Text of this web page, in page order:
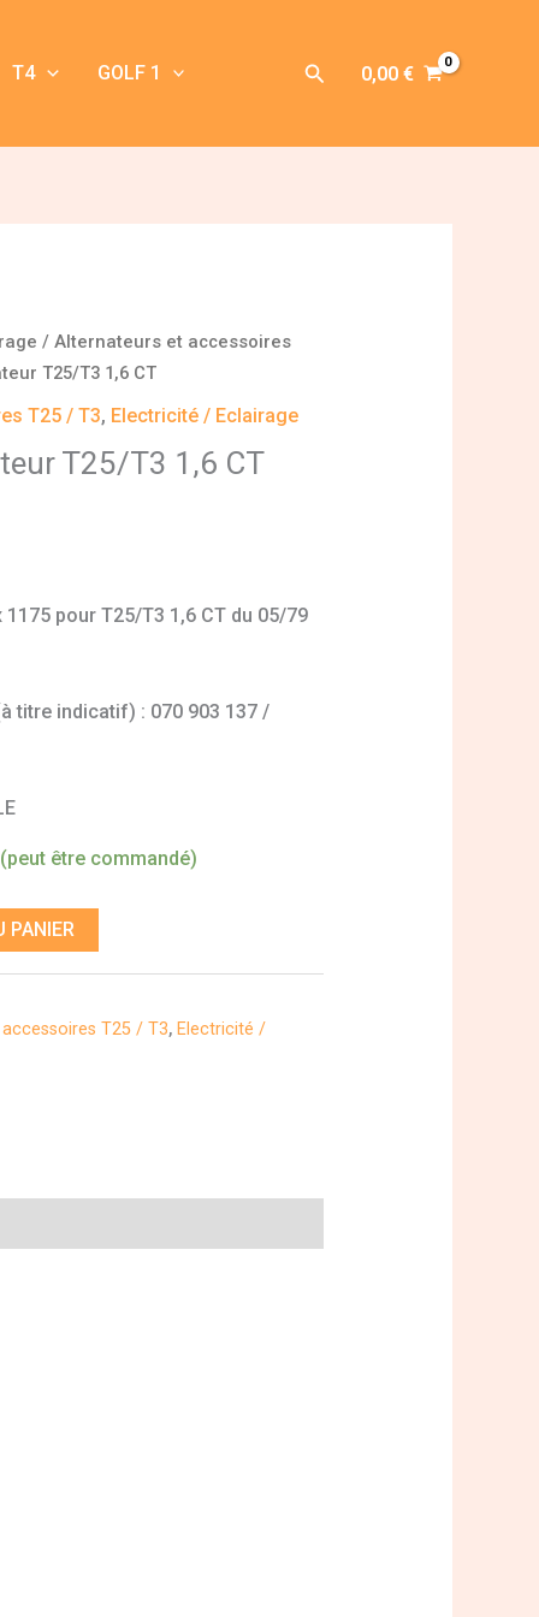
T4 GOLF 1 Rechercher
0,00 €
/Alternateurs et accessoires
T25/T3 1,6 CT
T25 / T3, Electricité / Eclairage
T25/T3 1,6 CT
pour T25/T3 1,6 CT du 05/79
titre indicatif) : 070 903 137 /
être commandé)
PANIER
T25 / T3, Electricité /